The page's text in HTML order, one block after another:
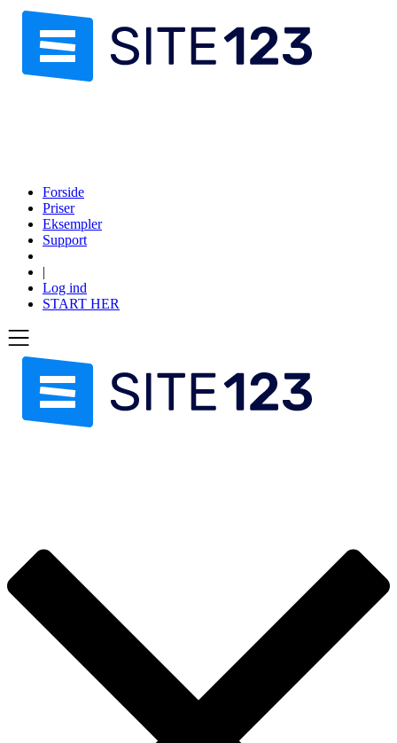
Forside
Priser
Eksempler
Support
|
Log ind
START HER